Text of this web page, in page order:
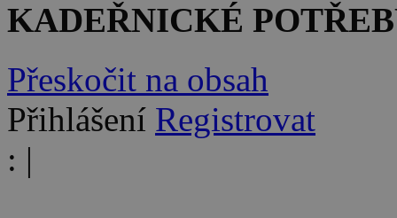
KADEŘNICKÉ
Přeskočit na obsah
Přihlášení Registrovat
: |